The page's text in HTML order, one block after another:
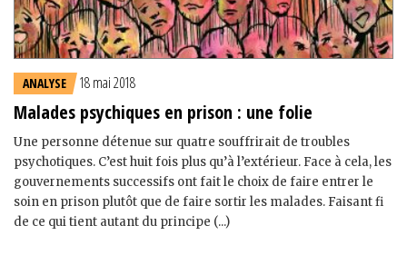
ANALYSE 18 mai 2018
Malades psychiques en prison : une folie
Une personne détenue sur quatre souffrirait de troubles
psychotiques. C’est huit fois plus qu’à l’extérieur. Face à cela, les
gouvernements successifs ont fait le choix de faire entrer le
soin en prison plutôt que de faire sortir les malades. Faisant fi
de ce qui tient autant du principe (...)